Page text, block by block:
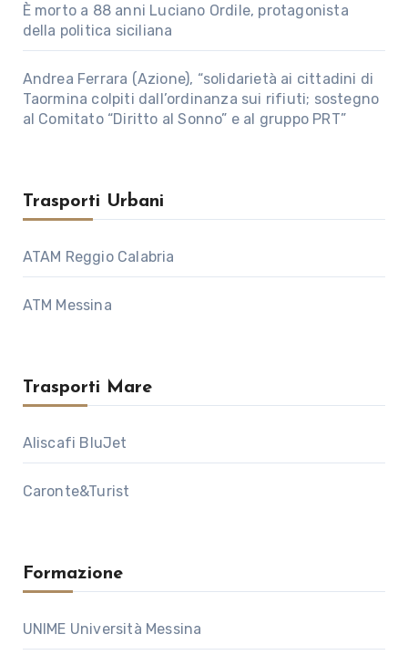
È morto a 88 anni Luciano Ordile, protagonista
della politica siciliana
Andrea Ferrara (Azione), “solidarietà ai cittadini di
Taormina colpiti dall’ordinanza sui rifiuti; sostegno
al Comitato “Diritto al Sonno” e al gruppo PRT”
Trasporti Urbani
ATAM Reggio Calabria
ATM Messina
Trasporti Mare
Aliscafi BluJet
Caronte&Turist
Formazione
UNIME Università Messina